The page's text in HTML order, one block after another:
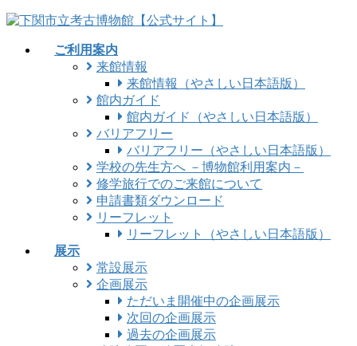
コ
ナ
ご利用案内
来館情報
来館情報（やさしい日本語版）
館内ガイド
館内ガイド（やさしい日本語版）
バリアフリー
バリアフリー（やさしい日本語版）
学校の先生方へ －博物館利用案内－
修学旅行でのご来館について
申請書類ダウンロード
リーフレット
リーフレット（やさしい日本語版）
展示
常設展示
企画展示
ただいま開催中の企画展示
次回の企画展示
過去の企画展示